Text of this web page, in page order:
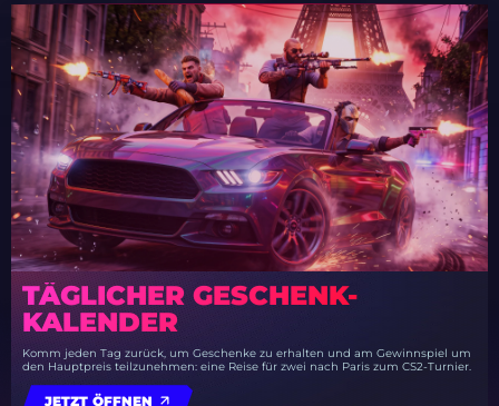
TÄGLICHER GESCHENK-
KALENDER
Komm jeden Tag zurück, um Geschenke zu erhalten und am Gewinnspiel um
den Hauptpreis teilzunehmen: eine Reise für zwei nach Paris zum CS2-Turnier.
JETZT ÖFFNEN